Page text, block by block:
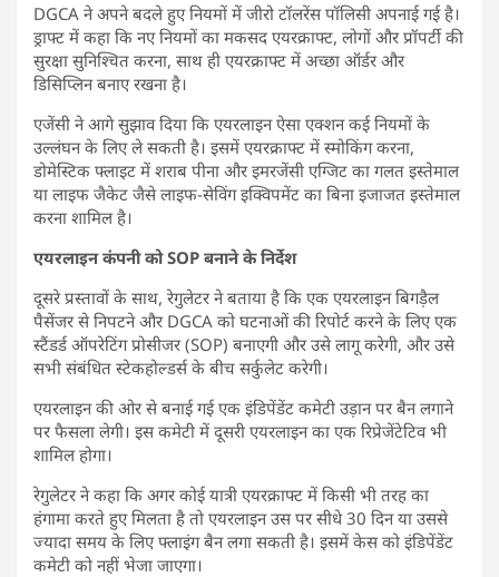
DGCA ने अपने बदले हुए नियमों में जीरो टॉलरेंस पॉलिसी अपनाई गई है।
ड्राफ्ट में कहा कि नए नियमों का मकसद एयरक्राफ्ट, लोगों और प्रॉपर्टी की
सुरक्षा सुनिश्चित करना, साथ ही एयरक्राफ्ट में अच्छा ऑर्डर और
डिसिप्लिन बनाए रखना है।
एजेंसी ने आगे सुझाव दिया कि एयरलाइन ऐसा एक्शन कई नियमों के
उल्लंघन के लिए ले सकती है। इसमें एयरक्राफ्ट में स्मोकिंग करना,
डोमेस्टिक फ्लाइट में शराब पीना और इमरजेंसी एग्जिट का गलत इस्तेमाल
या लाइफ जैकेट जैसे लाइफ-सेविंग इक्विपमेंट का बिना इजाजत इस्तेमाल
करना शामिल है।
एयरलाइन कंपनी को SOP बनाने के निर्देश
दूसरे प्रस्तावों के साथ, रेगुलेटर ने बताया है कि एक एयरलाइन बिगड़ैल
पैसेंजर से निपटने और DGCA को घटनाओं की रिपोर्ट करने के लिए एक
स्टैंडर्ड ऑपरेटिंग प्रोसीजर (SOP) बनाएगी और उसे लागू करेगी, और उसे
सभी संबंधित स्टेकहोल्डर्स के बीच सर्कुलेट करेगी।
एयरलाइन की ओर से बनाई गई एक इंडिपेंडेंट कमेटी उड़ान पर बैन लगाने
पर फैसला लेगी। इस कमेटी में दूसरी एयरलाइन का एक रिप्रेजेंटेटिव भी
शामिल होगा।
रेगुलेटर ने कहा कि अगर कोई यात्री एयरक्राफ्ट में किसी भी तरह का
हंगामा करते हुए मिलता है तो एयरलाइन उस पर सीधे 30 दिन या उससे
ज्यादा समय के लिए फ्लाइंग बैन लगा सकती है। इसमें केस को इंडिपेंडेंट
कमेटी को नहीं भेजा जाएगा।